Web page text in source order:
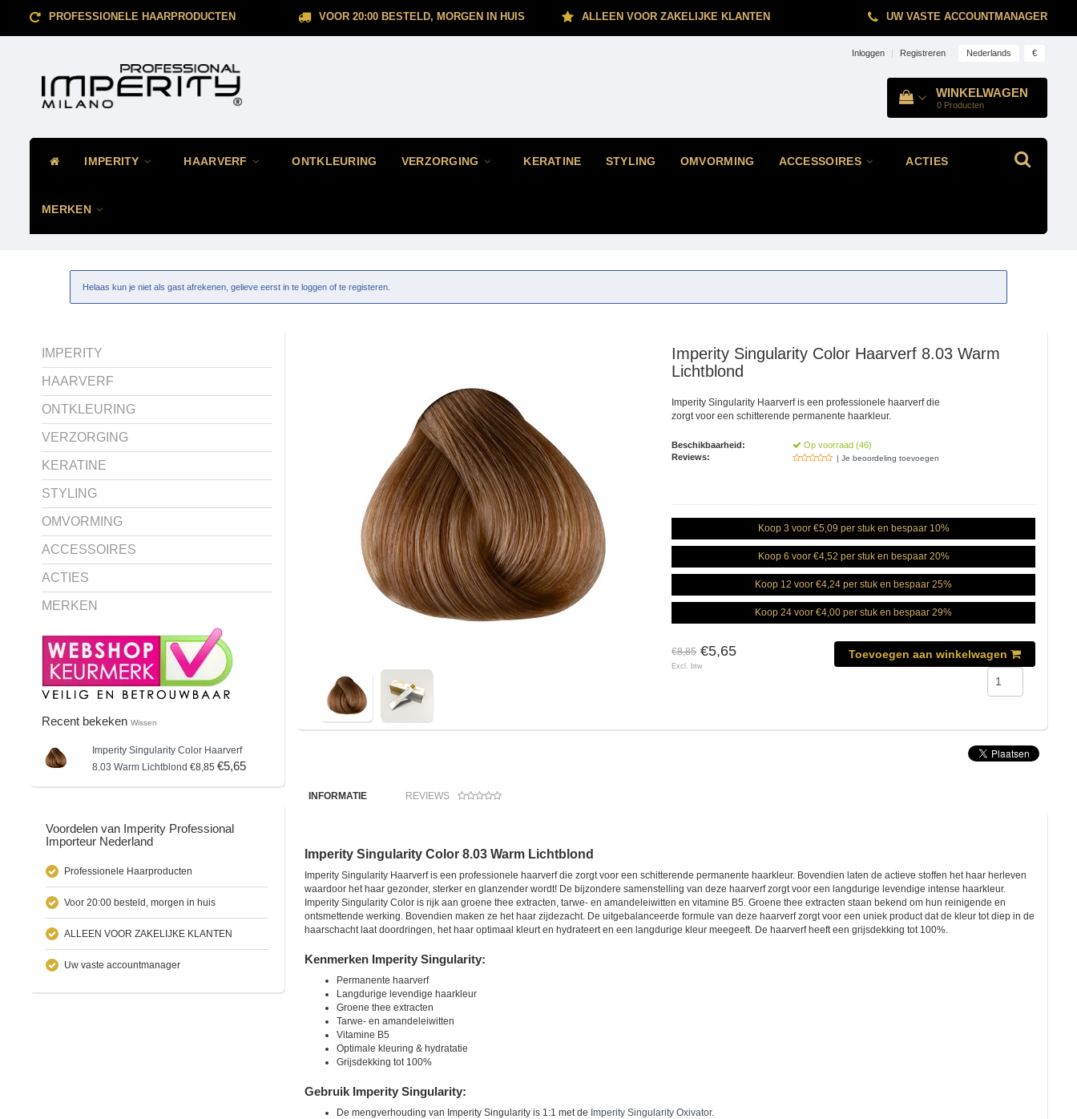
PROFESSIONELE HAARPRODUCTEN VOOR 20:00 BESTELD, MORGEN IN HUIS ALLEEN VOOR ZAKELIJKE KLANTEN UW VASTE ACCOUNTMANAGER
Inloggen | Registreren Nederlands €
WINKELWAGEN
0 Producten
IMPERITY HAARVERF ONTKLEURING VERZORGING KERATINE STYLING OMVORMING ACCESSOIRES ACTIES
MERKEN
Helaas kun je niet als gast afrekenen, gelieve eerst in te loggen of te registeren.
IMPERITY
HAARVERF
ONTKLEURING
VERZORGING
KERATINE
STYLING
OMVORMING
ACCESSOIRES
ACTIES
MERKEN
Recent bekeken Wissen
ImperitySingularity Color Haarverf
8.03 Warm Lichtblond €8,85 €5,65
Voordelen van Imperity Professional
Importeur Nederland
Professionele Haarproducten
Voor 20:00 besteld, morgen in huis
ALLEEN VOOR ZAKELIJKE KLANTEN
Uw vaste accountmanager
Imperity Singularity Color Haarverf 8.03 Warm
Lichtblond
Imperity Singularity Haarverf is een professionele haarverf die
zorgt voor een schitterende permanente haarkleur.
Beschikbaarheid:
Op voorraad (46)
Reviews:
| Je beoordeling toevoegen
Koop 3 voor €5,09 per stuk en bespaar 10%
Koop 6 voor €4,52 per stuk en bespaar 20%
Koop 12 voor €4,24 per stuk en bespaar 25%
Koop 24 voor €4,00 per stuk en bespaar 29%
€8,85 €5,65
Excl. btw
Toevoegen aan winkelwagen
INFORMATIE REVIEWS
Imperity Singularity Color 8.03 Warm Lichtblond
Imperity Singularity Haarverf is een professionele haarverf die zorgt voor een schitterende permanente haarkleur. Bovendien laten de actieve stoffen het haar herleven
waardoor het haar gezonder, sterker en glanzender wordt! De bijzondere samenstelling van deze haarverf zorgt voor een langdurige levendige intense haarkleur.
Imperity Singularity Color is rijk aan groene thee extracten, tarwe- en amandeleiwitten en vitamine B5. Groene thee extracten staan bekend om hun reinigende en
ontsmettende werking. Bovendien maken ze het haar zijdezacht. De uitgebalanceerde formule van deze haarverf zorgt voor een uniek product dat de kleur tot diep in de
haarschacht laat doordringen, het haar optimaal kleurt en hydrateert en een langdurige kleur meegeeft. De haarverf heeft een grijsdekking tot 100%.
Kenmerken Imperity Singularity:
Permanente haarverf
Langdurige levendige haarkleur
Groene thee extracten
Tarwe- en amandeleiwitten
Vitamine B5
Optimale kleuring & hydratatie
Grijsdekking tot 100%
Gebruik Imperity Singularity:
De mengverhouding van Imperity Singularity is 1:1 met de Imperity Singularity Oxivator.